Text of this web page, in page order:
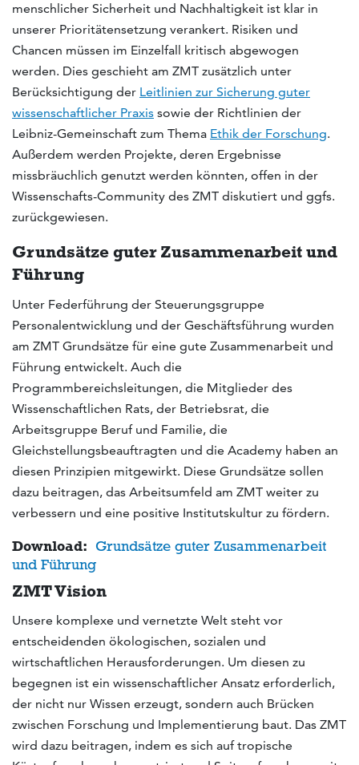
menschlicher Sicherheit und Nachhaltigkeit ist klar in
unserer Prioritätensetzung verankert. Risiken und
Chancen müssen im Einzelfall kritisch abgewogen
werden. Dies geschieht am ZMT zusätzlich unter
Berücksichtigung der Leitlinien zur Sicherung guter
wissenschaftlicher Praxis sowie der Richtlinien der
Leibniz-Gemeinschaft zum Thema Ethik der Forschung.
Außerdem werden Projekte, deren Ergebnisse
missbräuchlich genutzt werden könnten, offen in der
Wissenschafts-Community des ZMT diskutiert und ggfs.
zurückgewiesen.
Grundsätze guter Zusammenarbeit und
Führung
Unter Federführung der Steuerungsgruppe
Personalentwicklung und der Geschäftsführung wurden
am ZMT Grundsätze für eine gute Zusammenarbeit und
Führung entwickelt. Auch die
Programmbereichsleitungen, die Mitglieder des
Wissenschaftlichen Rats, der Betriebsrat, die
Arbeitsgruppe Beruf und Familie, die
Gleichstellungsbeauftragten und die Academy haben an
diesen Prinzipien mitgewirkt. Diese Grundsätze sollen
dazu beitragen, das Arbeitsumfeld am ZMT weiter zu
verbessern und eine positive Institutskultur zu fördern.
Download: Grundsätze guter Zusammenarbeit
und Führung
ZMT Vision
Unsere komplexe und vernetzte Welt steht vor
entscheidenden ökologischen, sozialen und
wirtschaftlichen Herausforderungen. Um diesen zu
begegnen ist ein wissenschaftlicher Ansatz erforderlich,
der nicht nur Wissen erzeugt, sondern auch Brücken
zwischen Forschung und Implementierung baut. Das ZMT
wird dazu beitragen, indem es sich auf tropische